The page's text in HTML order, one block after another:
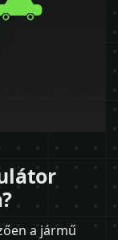
a jármű